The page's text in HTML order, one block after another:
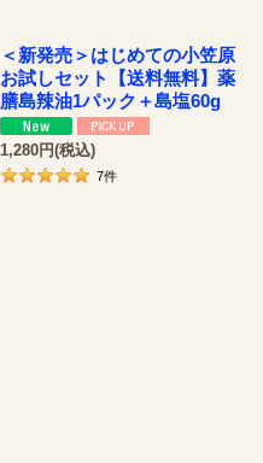
＜新発売＞はじめての小笠原
お試しセット【送料無料】薬
膳島辣油1パック＋島塩60g
1,280円(税込)
7件